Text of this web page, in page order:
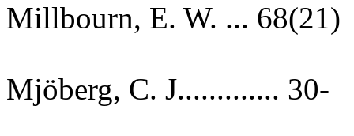
Millbourn, E. W. ... 68(21)
Mjöberg, C. J............. 30-